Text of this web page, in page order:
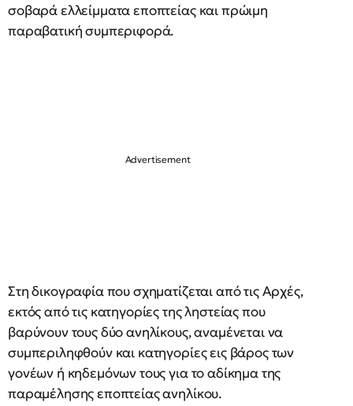
σοβαρά ελλείμματα εποπτείας και πρώιμη
παραβατική συμπεριφορά.
Στη δικογραφία που σχηματίζεται από τις Αρχές,
εκτός από τις κατηγορίες της ληστείας που
βαρύνουν τους δύο ανηλίκους, αναμένεται να
συμπεριληφθούν και κατηγορίες εις βάρος των
γονέων ή κηδεμόνων τους για το αδίκημα της
παραμέλησης εποπτείας ανηλίκου.